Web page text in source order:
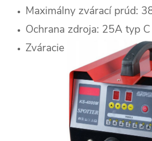
Maximálny zvárací prúd:
Ochrana zdroja: 25A typ C
Zváracie